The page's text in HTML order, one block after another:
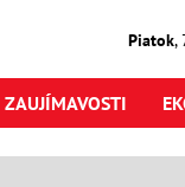
Piatok,
ZAUJÍMAVOSTI